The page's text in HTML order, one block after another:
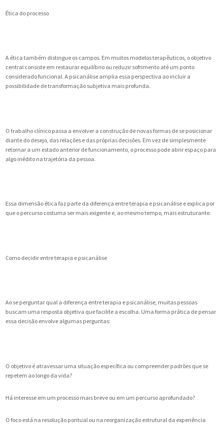
Ética do processo
A ética também distingue os campos. Em muitos modelos terapêuticos, o objetivo
central consiste em restaurar equilíbrio ou reduzir sofrimento até um ponto
considerado funcional. A psicanálise amplia essa perspectiva ao incluir a
possibilidade de transformação subjetiva mais profunda.
O trabalho clínico passa a envolver a construção de novas formas de se posicionar
diante do desejo, das relações e das próprias decisões. Em vez de simplesmente
retornar a um estado anterior de funcionamento, o processo pode abrir espaço para
algo inédito na trajetória da pessoa.
Essa dimensão ética faz parte da diferença entre terapia e psicanálise e explica por
que o percurso costuma ser mais exigente e, ao mesmo tempo, mais estruturante.
Como decidir entre terapia e psicanálise
Ao se perguntar qual a diferença entre terapia e psicanálise, muitas pessoas
buscam uma resposta objetiva que facilite a escolha. Uma forma prática de pensar
essa decisão envolve algumas perguntas:
O objetivo é atravessar uma situação específica ou compreender padrões que se
repetem ao longo da vida?
Há interesse em um processo mais breve ou em um percurso aprofundado?
O foco está na resolução pontual ou na reorganização estrutural da experiência